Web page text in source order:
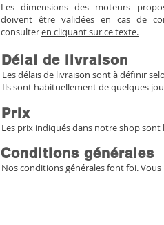
Les dimensions des moteurs
doivent être validées en cas de
consulteren cliquant sur ce texte.
Délai de livraison
Les délais de livraison sont à définir
Ils sont habituellement de quelques
Prix
Les prix indiqués dans notre shop sont
Conditions générales
Nos conditions générales font foi.